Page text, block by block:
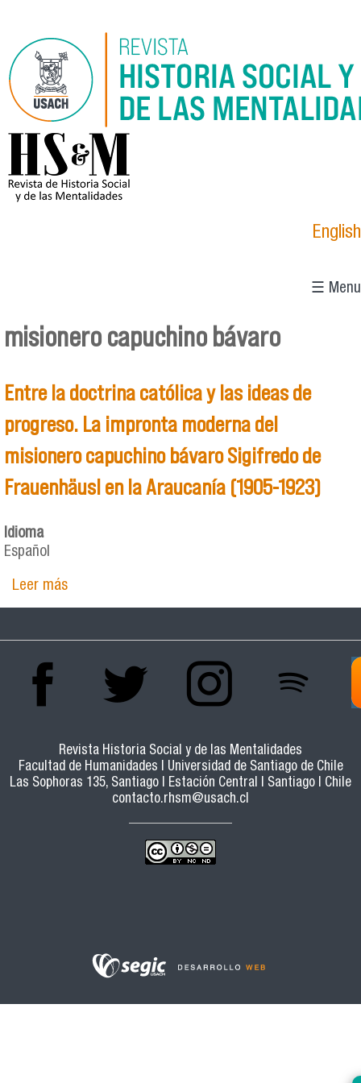
logo_hsm_2021.png
English
☰ Menu
Se encuentra usted aquí
misionero capuchino bávaro
Entre la doctrina católica y las ideas de
progreso. La impronta moderna del
misionero capuchino bávaro Sigifredo de
Frauenhäusl en la Araucanía (1905-1923)
Idioma
Español
Leer mássobre Entre la doctrina católica y las ideas de
progreso. La impronta moderna del misionero
Araucanía (1905-1923)
Revista Historia Social y de las Mentalidades
Facultad de Humanidades | Universidad de Santiago de Chile
Las Sophoras 135, Santiago | Estación Central | Santiago | Chile
contacto.rhsm@usach.cl